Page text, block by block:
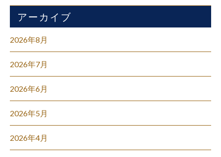
アーカイブ
2026年8月
2026年7月
2026年6月
2026年5月
2026年4月